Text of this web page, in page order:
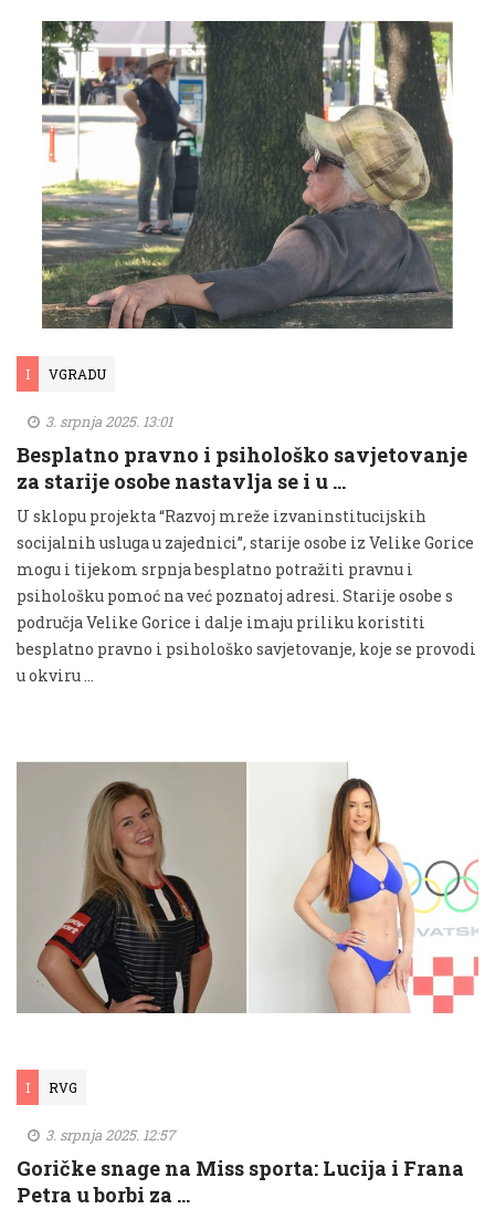
I VGRADU
3. srpnja 2025. 13:01
Besplatno pravno i psihološko savjetovanje
za starije osobe nastavlja se i u …
U sklopu projekta “Razvoj mreže izvaninstitucijskih
socijalnih usluga u zajednici”, starije osobe iz Velike Gorice
mogu i tijekom srpnja besplatno potražiti pravnu i
psihološku pomoć na već poznatoj adresi. Starije osobe s
područja Velike Gorice i dalje imaju priliku koristiti
besplatno pravno i psihološko savjetovanje, koje se provodi
u okviru …
I RVG
3. srpnja 2025. 12:57
Goričke snage na Miss sporta: Lucija i Frana
Petra u borbi za …